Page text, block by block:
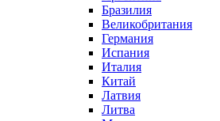
Бразилия
Великобритания
Германия
Испания
Италия
Китай
Латвия
Литва